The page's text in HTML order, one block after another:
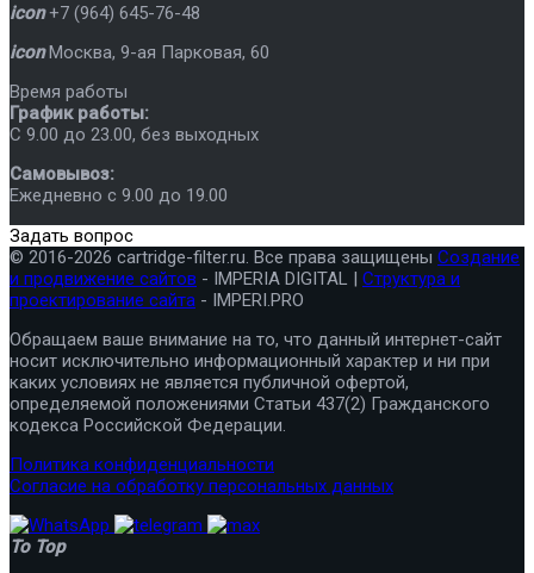
icon +7 (964) 645-76-48
icon Москва, 9-ая Парковая, 60
Время работы
График работы:
C 9.00 до 23.00, без выходных
Самовывоз:
Ежедневно с 9.00 до 19.00
Задать вопрос
© 2016-2026 cartridge-filter.ru. Все права защищены Создание
и продвижение сайтов - IMPERIA DIGITAL | Структура и
проектирование сайта - IMPERI.PRO
Обращаем ваше внимание на то, что данный интернет-сайт
носит исключительно информационный характер и ни при
каких условиях не является публичной офертой,
определяемой положениями Статьи 437(2) Гражданского
кодекса Российской Федерации.
Политика конфиденциальности
Согласие на обработку персональных данных
To Top